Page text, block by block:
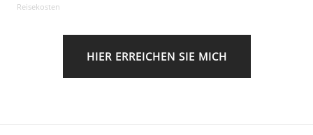
Reisekosten
HIER ERREICHEN SIE MICH